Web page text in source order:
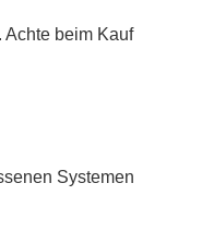
beim Kauf
Systemen